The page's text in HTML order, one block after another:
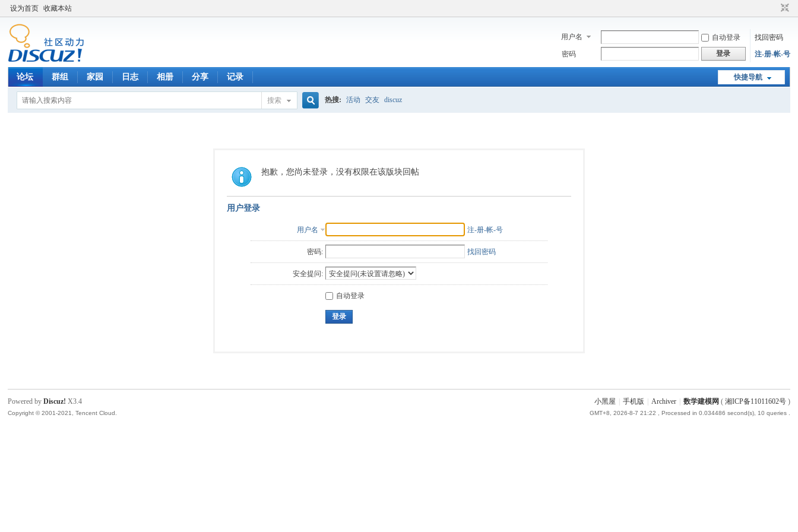
设为首页 收藏本站
用户名 自动登录
找回密码
密码
登录 注-册-帐-号
快捷导航
论坛 群组 家园 日志 相册 分享 记录
搜索
索
热搜: 活动 交友 discuz
抱歉，您尚未登录，没有权限在该版块回帖
用户登录
用户名 注-册-帐-号
密码: 找回密码
安全提问:
自动登录
登录
小黑屋 手机版 Archiver 数学建模网 ( 湘ICP备11011602号)
GMT+8, 2026-8-7 21:22 , Processed in 0.034486 second(s), 10 queries .
Powered byDiscuz! X3.4
Copyright © 2001-2021, Tencent Cloud.